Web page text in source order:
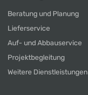
Beratung und Planung
Lieferservice
Auf- und Abbauservice
Projektbegleitung
Weitere Dienstleistungen